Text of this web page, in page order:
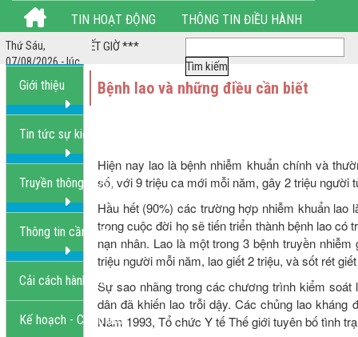
TIN HOẠT ĐỘNG THÔNG TIN ĐIỀU HÀNH
THỦ TỤC HÀNH CHÍNH HÌNH ẢNH HOẠT ĐỘNG
LIÊN HỆ
Thứ Sáu,
07/08/2026 - lúc
12:40:32 PM
LÀM HẾT GIỜ ***
Giới thiệu
Tin tức sự kiện
Truyền thông GDSK
Thông tin cần biết
Cải cách hành chính
Kế hoạch - Chiến lược
Bệnh lao và những điều cần biết
Hiện nay lao là bệnh nhiễm khuẩn chính và
số, với 9 triệu ca mới mỗi năm, gây 2 triệu người
Hầu hết (90%) các trường hợp nhiễm khuẩn lao
trong cuộc đời họ sẽ tiến triển thành bệnh lao có
nạn nhân. Lao là một trong 3 bệnh truyền
triệu người mỗi năm, lao giết 2 triệu, và sốt rét
Sự sao nhãng trong các chương trình kiểm
dân đã khiến lao trỗi dậy. Các chủng lao kháng
Năm 1993, Tổ chức Y tế Thế giới tuyên bố tình